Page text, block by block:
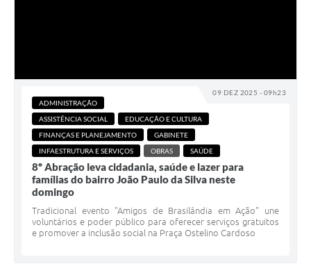
09 DEZ 2025 - 09h23
ADMINISTRAÇÃO
ASSISTÊNCIA SOCIAL
EDUCAÇÃO E CULTURA
FINANÇAS E PLANEJAMENTO
GABINETE
INFAESTRUTURA E SERVIÇOS
OBRAS SAÚDE
8º Abração leva cidadania, saúde e lazer para
famílias do bairro João Paulo da Silva neste
domingo
Tradicional evento "Amigos de Brasilândia em Ação" une
voluntários e poder público para oferecer serviços gratuitos
e promover a inclusão social na Praça Ostelino Cardoso